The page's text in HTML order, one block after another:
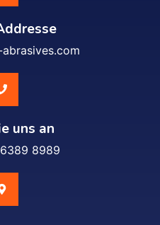
uns an
8989